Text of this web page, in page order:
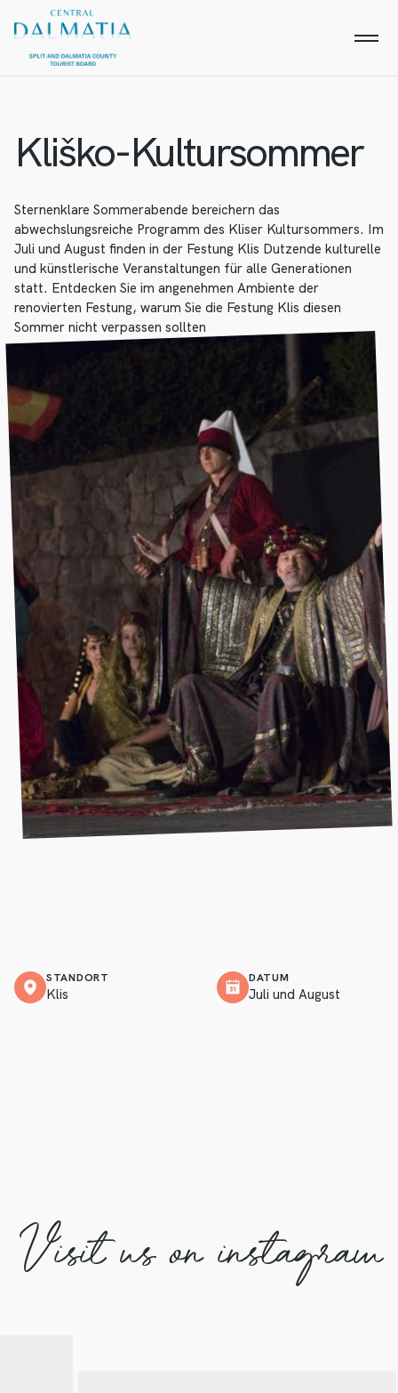
Kliško-Kultursommer
Sternenklare Sommerabende bereichern das
abwechslungsreiche Programm des Kliser Kultursommers. Im
Juli und August finden in der Festung Klis Dutzende kulturelle
und künstlerische Veranstaltungen für alle Generationen
statt. Entdecken Sie im angenehmen Ambiente der
renovierten Festung, warum Sie die Festung Klis diesen
Sommer nicht verpassen sollten
STANDORT
Klis
DATUM
Juli und August
Visit us on instagram